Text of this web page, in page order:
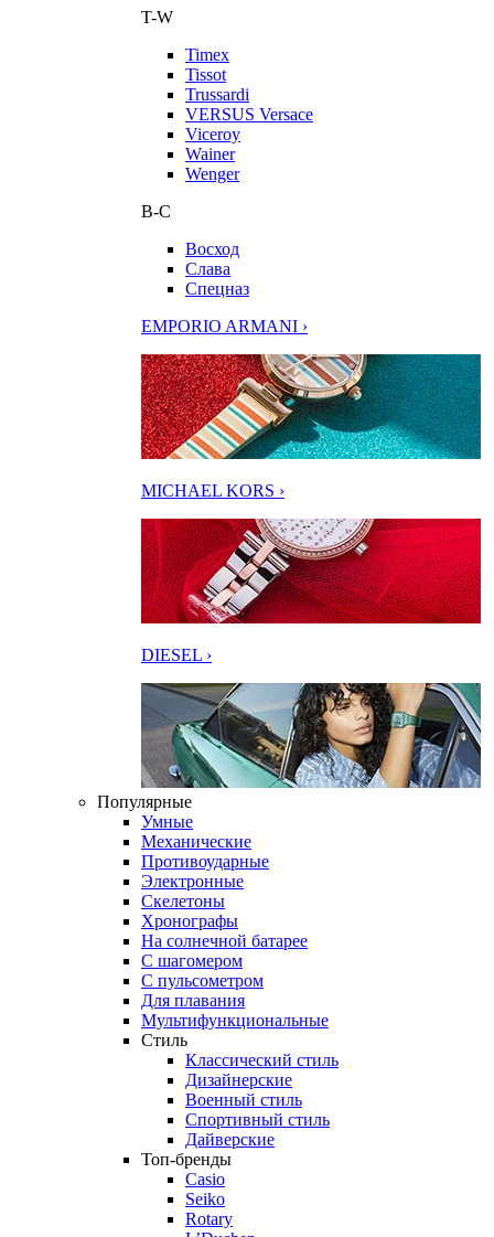
T-W
Timex
Tissot
Trussardi
VERSUS Versace
Viceroy
Wainer
Wenger
В-С
Восход
Слава
Спецназ
EMPORIO ARMANI ›
MICHAEL KORS ›
DIESEL ›
Популярные
Умные
Механические
Противоударные
Электронные
Скелетоны
Хронографы
На солнечной батарее
С шагомером
С пульсометром
Для плавания
Мультифункциональные
Стиль
Классический стиль
Дизайнерские
Военный стиль
Спортивный стиль
Дайверские
Топ-бренды
Casio
Seiko
Rotary